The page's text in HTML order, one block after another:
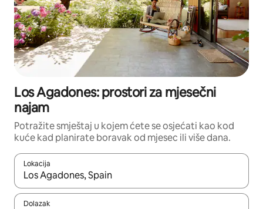
Los Agadones: prostori za mjesečni
najam
Potražite smještaj u kojem ćete se osjećati kao kod
kuće kad planirate boravak od mjesec ili više dana.
Lokacija
Kada budu dostupni rezultati, moći ćete ih pregledati
Dolazak